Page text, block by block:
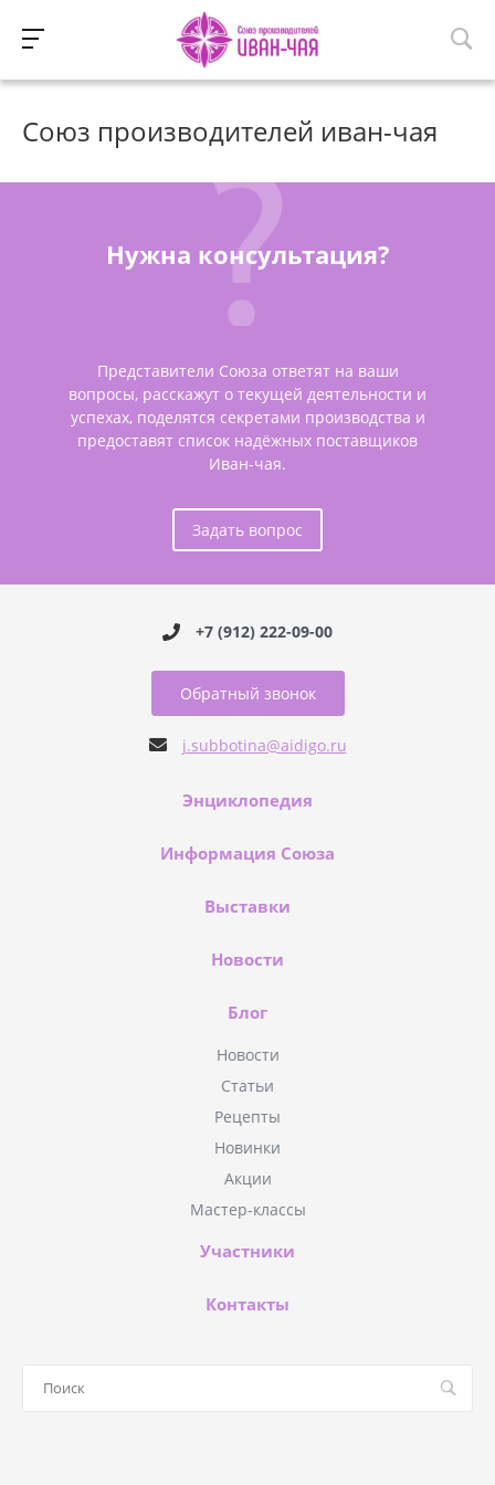
Союз производителей иван-чая
Нужна консультация?
Представители Союза ответят на ваши
вопросы, расскажут о текущей деятельности и
успехах, поделятся секретами производства и
предоставят список надёжных поставщиков
Иван-чая.
Задать вопрос
+7 (912) 222-09-00
Обратный звонок
j.subbotina@aidigo.ru
Энциклопедия
Информация Союза
Выставки
Новости
Блог
Новости
Статьи
Рецепты
Новинки
Акции
Мастер-классы
Участники
Контакты